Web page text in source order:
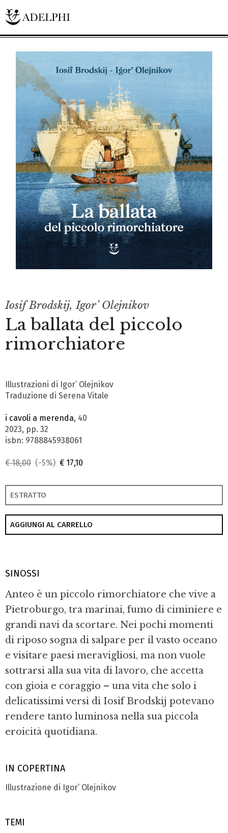
Iosif Brodskij,Igor’ Olejnikov
La ballata del piccolo
rimorchiatore
Illustrazioni di Igor’ Olejnikov
Traduzione di Serena Vitale
i cavoli a merenda, 40
2023, pp. 32
isbn: 9788845938061
€ 18,00 (-5%) € 17,10
ESTRATTO
AGGIUNGI AL CARRELLO
IN COPERTINA
Illustrazione di Igor’ Olejnikov
TEMI
SINOSSI
Anteo è un piccolo rimorchiatore che vive a
Pietroburgo, tra marinai, fumo di ciminiere e
grandi navi da scortare. Nei pochi momenti
di riposo sogna di salpare per il vasto oceano
e visitare paesi meravigliosi, ma non vuole
sottrarsi alla sua vita di lavoro, che accetta
con gioia e coraggio – una vita che solo i
delicatissimi versi di Iosif Brodskij potevano
rendere tanto luminosa nella sua piccola
eroicità quotidiana.